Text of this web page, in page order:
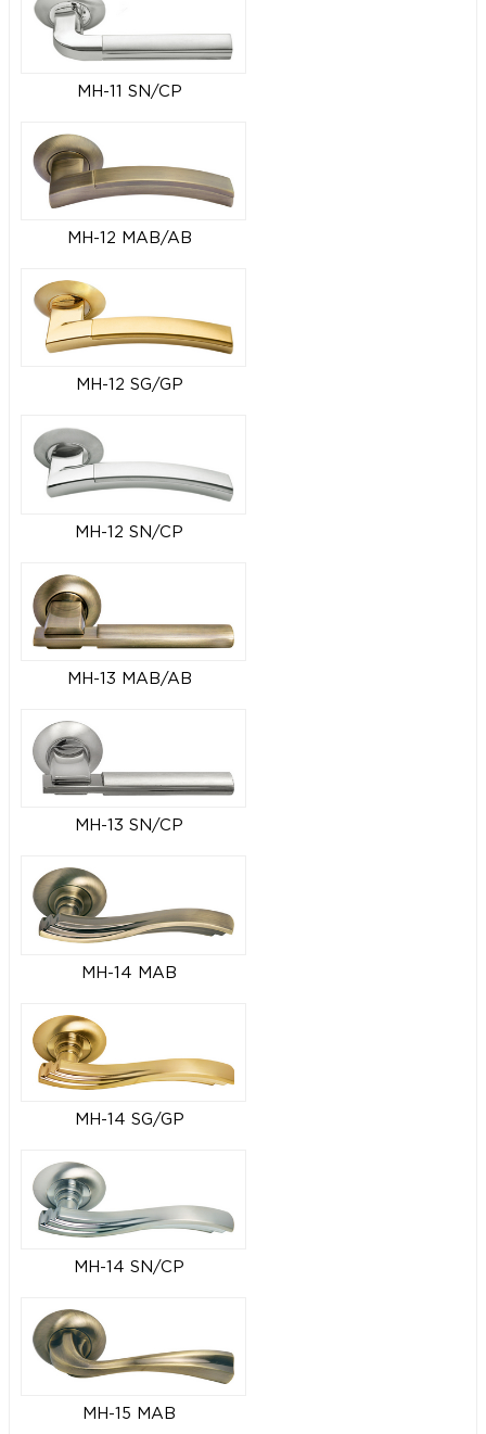
MH-11 SN/CP
MH-12 MAB/AB
MH-12 SG/GP
MH-12 SN/CP
MH-13 MAB/AB
MH-13 SN/CP
MH-14 MAB
MH-14 SG/GP
MH-14 SN/CP
MH-15 MAB